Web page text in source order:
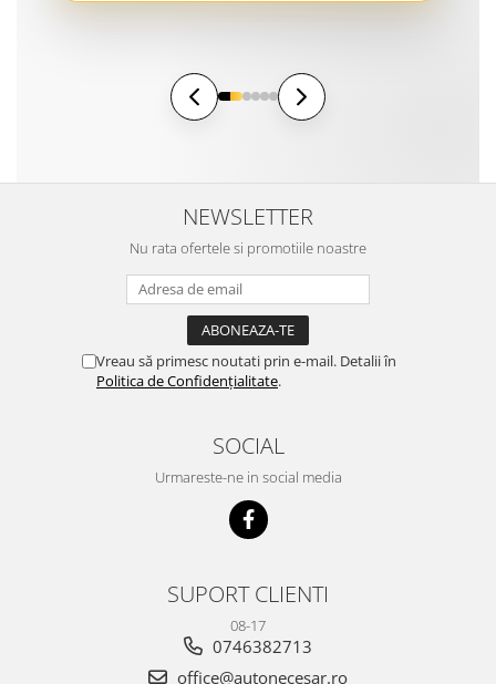
NEWSLETTER
Nu rata ofertele si promotiile noastre
Vreau să primesc noutati prin e-mail. Detalii în
Politica de Confidențialitate.
SOCIAL
Urmareste-ne in social media
SUPORT CLIENTI
08-17
0746382713
office@autonecesar.ro